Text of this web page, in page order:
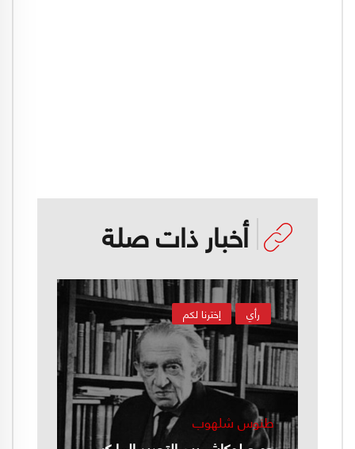
أخبار ذات صلة
إخترنا لكم رأي
طنوس شلهوب